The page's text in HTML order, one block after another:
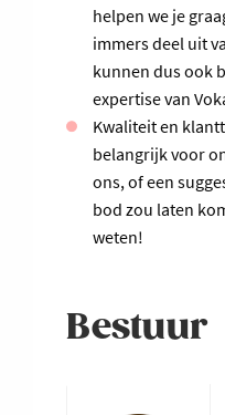
helpen we je
immers deel uit
kunnen dus ook
expertise van
Kwaliteit en
belangrijk voor
ons, of een
bod zou laten
weten!
Bestuur